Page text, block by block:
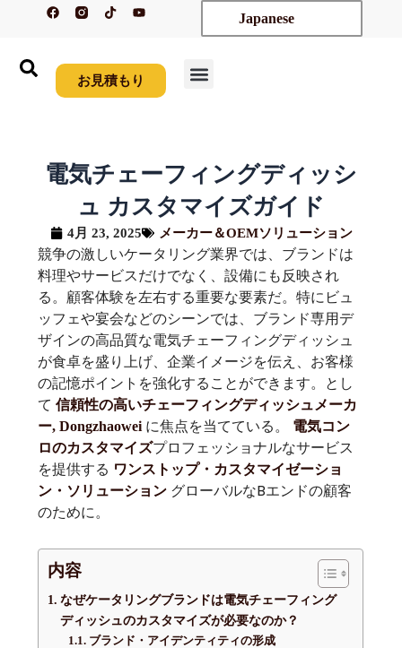
フ
ェ
ッ
テ
ィ
Y
o
b
e
Japanese
お見積もり
電気チェーフィングディッシ
ュ カスタマイズガイド
4月 23, 2025 メーカー＆OEMソリューション
競争の激しいケータリング業界では、ブランドは
料理やサービスだけでなく、設備にも反映され
る。顧客体験を左右する重要な要素だ。特にビュ
ッフェや宴会などのシーンでは、ブランド専用デ
ザインの高品質な電気チェーフィングディッシュ
が食卓を盛り上げ、企業イメージを伝え、お客様
の記憶ポイントを強化することができます。とし
て 信頼性の高いチェーフィングディッシュメーカ
ー, Dongzhaowei に焦点を当てている。
電気コン
ロのカスタマイズプロフェッショナルなサービス
を提供する ワンストップ・カスタマイゼーショ
ン・ソリューション グローバルなBエンドの顧客
のために。
内容
なぜケータリングブランドは電気チェーフィング
ディッシュのカスタマイズが必要なのか？
ブランド・アイデンティティの形成